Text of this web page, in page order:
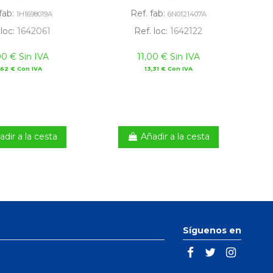
1H1698019A
1642061
€ Sin IVA
€ Con IVA
a la cesta
Ref. fab: 6N0121407A
Ref. loc: 1642122
11,00 € Sin IVA
13,31 € Con IVA
Añadir a la cesta
Síguenos en